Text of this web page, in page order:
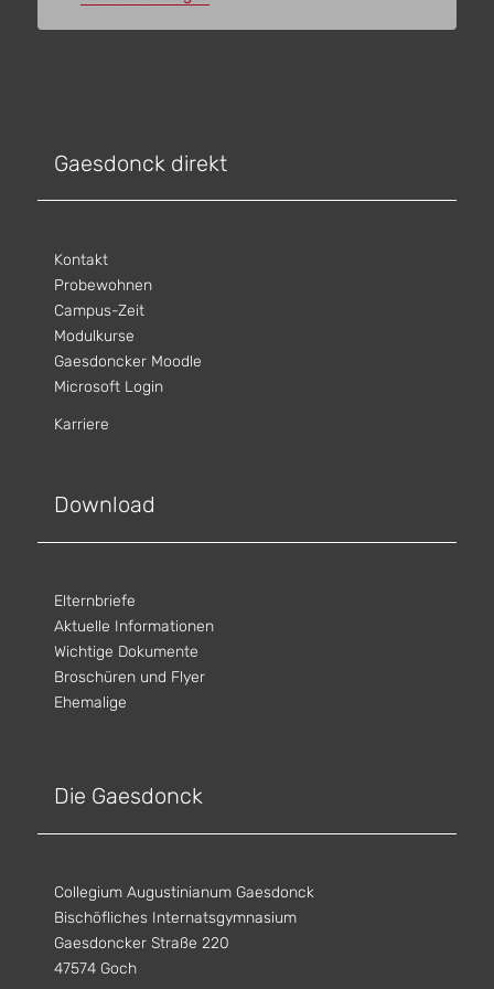
Gaesdonck direkt
Kontakt
Probewohnen
Campus-Zeit
Modulkurse
Gaesdoncker Moodle
Microsoft Login
Karriere
Download
Elternbriefe
Aktuelle Informationen
Wichtige Dokumente
Broschüren und Flyer
Ehemalige
Die Gaesdonck
Collegium Augustinianum Gaesdonck
Bischöfliches Internatsgymnasium
Gaesdoncker Straße 220
47574 Goch